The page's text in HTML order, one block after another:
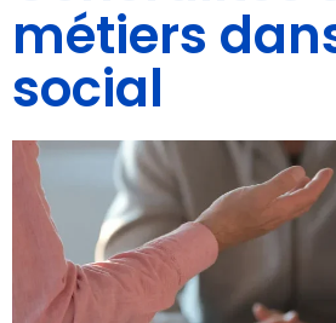
métiers
social